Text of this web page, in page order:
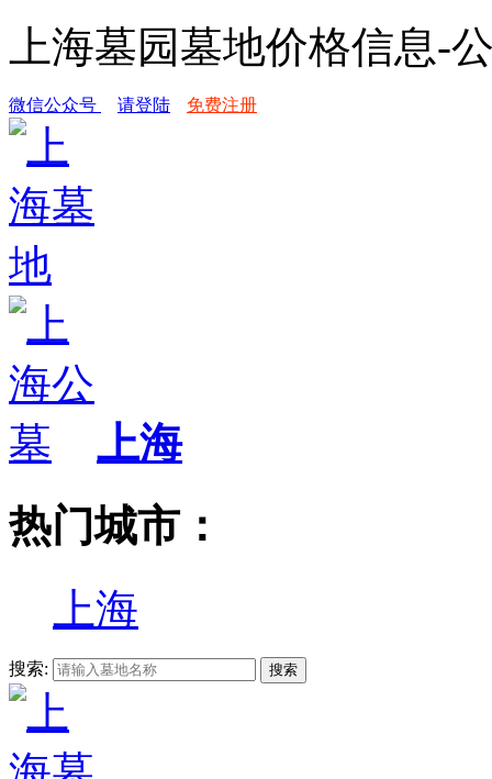
上海墓园墓地价格信息-
微信公众号 请登陆 免费注册
上海
热门城市：
上海
搜索: